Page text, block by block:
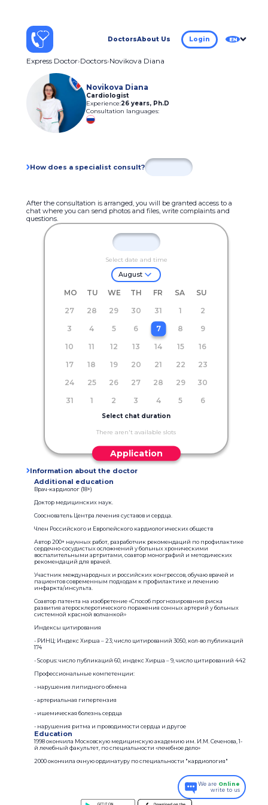
DoctorsAbout Us Login EN
Express Doctor Doctors Novikova Diana
Novikova Diana
Cardiologist
Experience:26 years, Ph.D
Consultation languages:
How does a specialist consult?
After the consultation is arranged, you will be granted access to a
chat where you can send photos and files, write complaints and
questions.
Select date and time
August
MO TU WE TH FR SA
SU
27
28 29 30 31 1
2
3
4 5 6 7 8
9
10
11 12 13 14 15
16
17
18 19 20 21 22
23
24
25 26 27 28 29
30
31
1 2 3 4 5 6
Select chat duration
There aren't available slots
Application
Information about the doctor
Additional education
Врач-кардиолог (18+)
Доктор медицинских наук.
Сооснователь Центра лечения суставов и сердца.
Член Российского и Европейского кардиологических обществ
Автор 200+ научных работ, разработчик рекомендаций по профилактике
сердечно-сосудистых осложнений у больных хроническими
воспалительными артритами, соавтор монографий и методических
рекомендаций для врачей.
Участник международных и российских конгрессов, обучаю врачей и
пациентов современным подходам к профилактике и лечению
инфаркта/инсульта.
Соавтор патента на изобретение «Способ прогнозирования риска
развития атеросклеротического поражения сонных артерий у больных
системной красной волчанкой»
Индексы цитирования
- РИНЦ: Индекс Хирша – 23; число цитирований 3050, кол-во публикаций
174
- Scopus: число публикаций 60, индекс Хирша – 9, число цитирований 442
Профессиональные компетенции:
- нарушения липидного обмена
- артериальная гипертензия
- ишемическая болезнь сердца
- нарушения ритма и проводимости сердца и другое
Education
1998 окончила Московскую медицинскую академию им. И.М. Сеченова, 1-
й лечебный факультет, по специальности «лечебное дело»
2000 окончила очную ординатуру по специальности "кардиология"
We are Online
write to us